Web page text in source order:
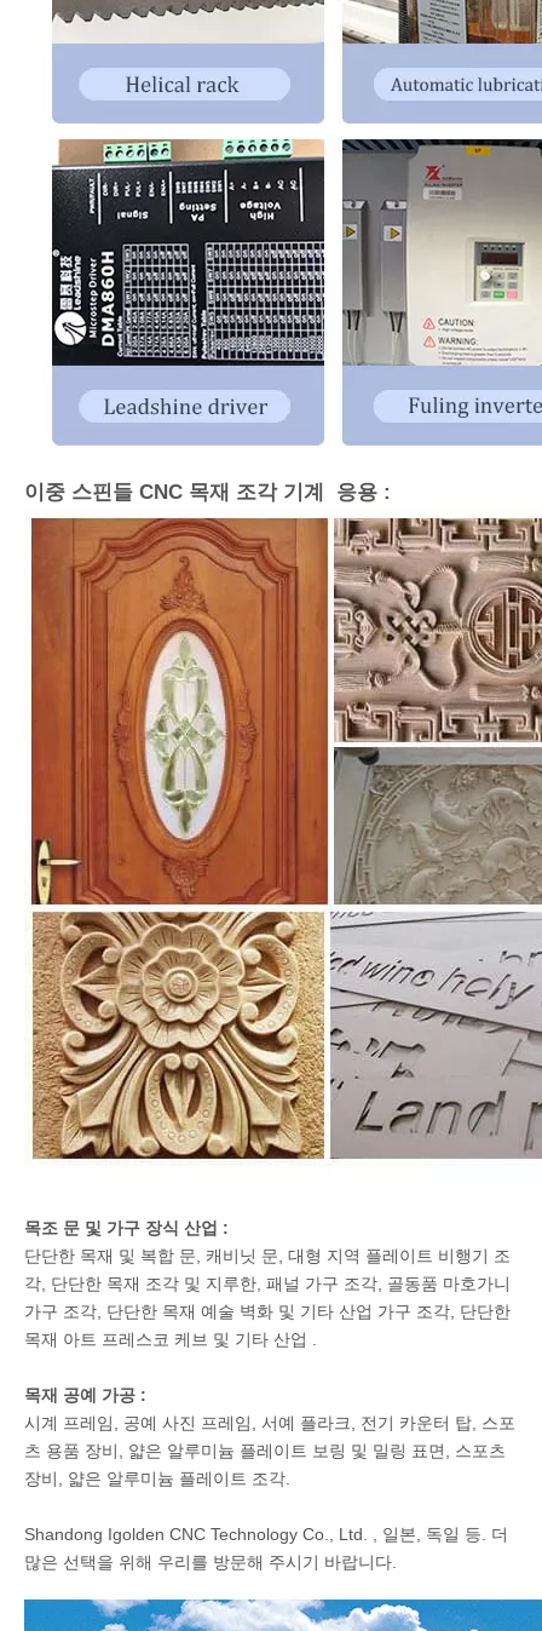
이중 스핀들 CNC 목재 조각 기계 응용 :
목조 문 및 가구 장식 산업 :
단단한 목재 및 복합 문, 캐비닛 문, 대형 지역 플레이트 비행기 조
각, 단단한 목재 조각 및 지루한, 패널 가구 조각, 골동품 마호가니
가구 조각, 단단한 목재 예술 벽화 및 기타 산업 가구 조각, 단단한
목재 아트 프레스코 케브 및 기타 산업 .
목재 공예 가공 :
시계 프레임, 공예 사진 프레임, 서예 플라크, 전기 카운터 탑, 스포
츠 용품 장비, 얇은 알루미늄 플레이트 보링 및 밀링 표면, 스포츠
장비, 얇은 알루미늄 플레이트 조각.
Shandong Igolden CNC Technology Co., Ltd. , 일본, 독일 등. 더
많은 선택을 위해 우리를 방문해 주시기 바랍니다.